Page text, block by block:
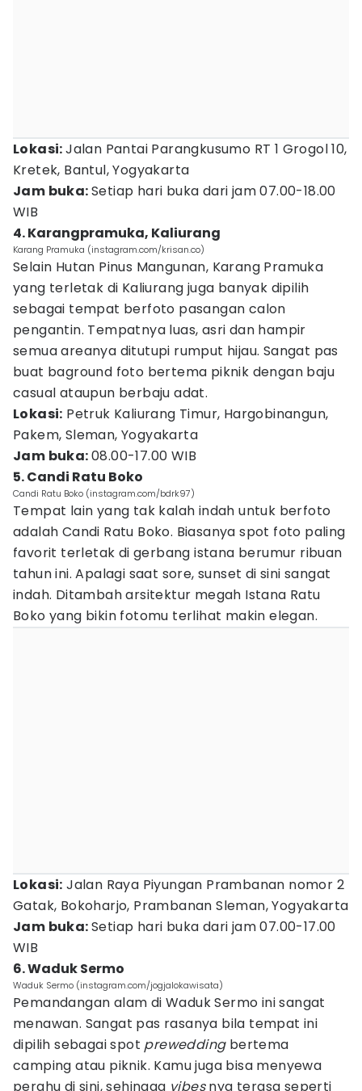
Lokasi:Jalan Pantai Parangkusumo RT 1 Grogol 10,
Kretek, Bantul, Yogyakarta
Jam buka:Setiap hari buka dari jam 07.00-18.00
WIB
4. Karangpramuka, Kaliurang
Karang Pramuka (instagram.com/krisan.co)
Selain Hutan Pinus Mangunan, Karang Pramuka
yang terletak di Kaliurang juga banyak dipilih
sebagai tempat berfoto pasangan calon
pengantin. Tempatnya luas, asri dan hampir
semua areanya ditutupi rumput hijau. Sangat pas
buat baground foto bertema piknik dengan baju
casual ataupun berbaju adat.
Lokasi: Petruk Kaliurang Timur, Hargobinangun,
Pakem, Sleman, Yogyakarta
Jam buka:08.00-17.00 WIB
5. Candi Ratu Boko
Candi Ratu Boko (instagram.com/bdrk97)
Tempat lain yang tak kalah indah untuk berfoto
adalah Candi Ratu Boko. Biasanya spot foto paling
favorit terletak di gerbang istana berumur ribuan
tahun ini. Apalagi saat sore, sunset di sini sangat
indah. Ditambah arsitektur megah Istana Ratu
Boko yang bikin fotomu terlihat makin elegan.
Lokasi: Jalan Raya Piyungan Prambanan nomor 2
Gatak, Bokoharjo, Prambanan Sleman, Yogyakarta
Jam buka:Setiap hari buka dari jam 07.00-17.00
WIB
6. Waduk Sermo
Waduk Sermo (instagram.com/jogjalokawisata)
Pemandangan alam di Waduk Sermo ini sangat
menawan. Sangat pas rasanya bila tempat ini
dipilih sebagai spot preweddingbertema
camping atau piknik. Kamu juga bisa menyewa
perahu di sini, sehingga vibesnya terasa seperti